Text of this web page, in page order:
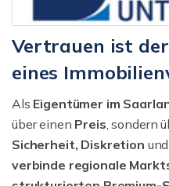
Vertrauen ist
eines
Als Eigentümer im
über einen Preis, sondern
Sicherheit, Diskretion und
verbinde regionale